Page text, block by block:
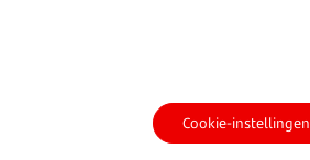
Cookie-instellingen